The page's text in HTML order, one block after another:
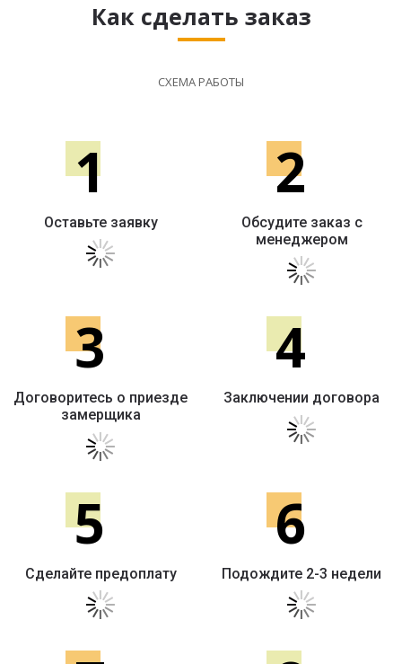
Как сделать заказ
СХЕМА РАБОТЫ
1
Оставьте заявку
2
Обсудите заказ с
менеджером
3
Договоритесь о приезде
замерщика
4
Заключении договора
5
Сделайте предоплату
6
Подождите 2-3 недели